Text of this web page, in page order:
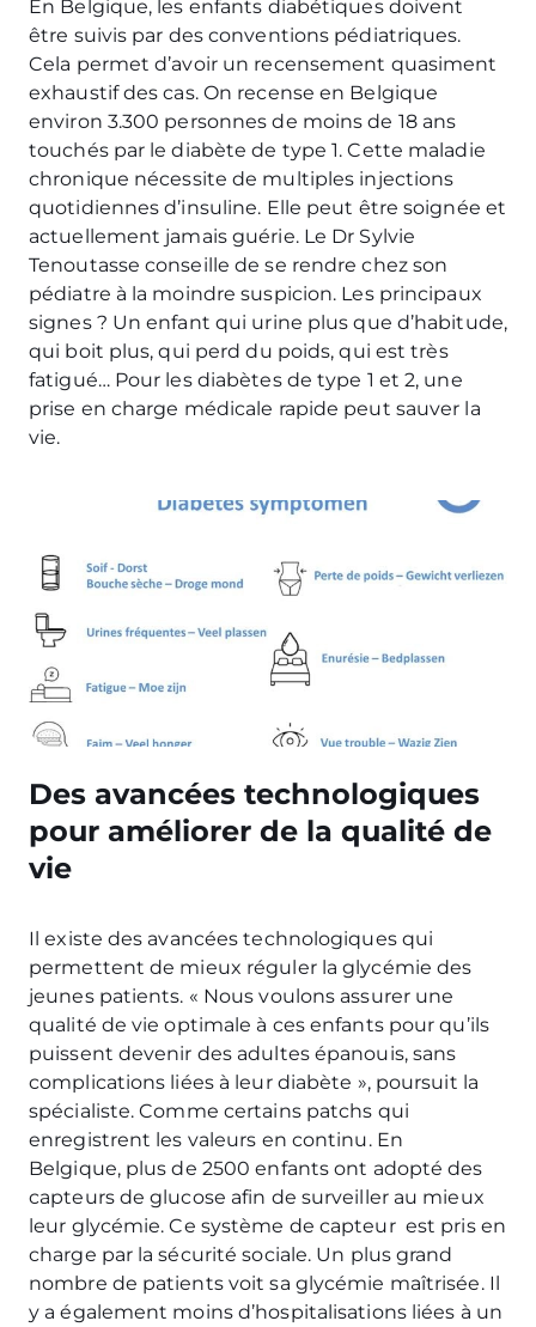
En Belgique, les enfants diabétiques doivent
être suivis par des conventions pédiatriques.
Cela permet d’avoir un recensement quasiment
exhaustif des cas. On recense en Belgique
environ 3.300 personnes de moins de 18 ans
touchés par le diabète de type 1. Cette maladie
chronique nécessite de multiples injections
quotidiennes d’insuline. Elle peut être soignée et
actuellement jamais guérie. Le Dr Sylvie
Tenoutasse conseille de se rendre chez son
pédiatre à la moindre suspicion. Les principaux
signes ? Un enfant qui urine plus que d’habitude,
qui boit plus, qui perd du poids, qui est très
fatigué… Pour les diabètes de type 1 et 2, une
prise en charge médicale rapide peut sauver la
vie.
Des avancées technologiques
pour améliorer de la qualité de
vie
Il existe des avancées technologiques qui
permettent de mieux réguler la glycémie des
jeunes patients. « Nous voulons assurer une
qualité de vie optimale à ces enfants pour qu’ils
puissent devenir des adultes épanouis, sans
complications liées à leur diabète », poursuit la
spécialiste. Comme certains patchs qui
enregistrent les valeurs en continu. En
Belgique, plus de 2500 enfants ont adopté des
capteurs de glucose afin de surveiller au mieux
leur glycémie. Ce système de capteur est pris en
charge par la sécurité sociale. Un plus grand
nombre de patients voit sa glycémie maîtrisée. Il
y a également moins d’hospitalisations liées à un